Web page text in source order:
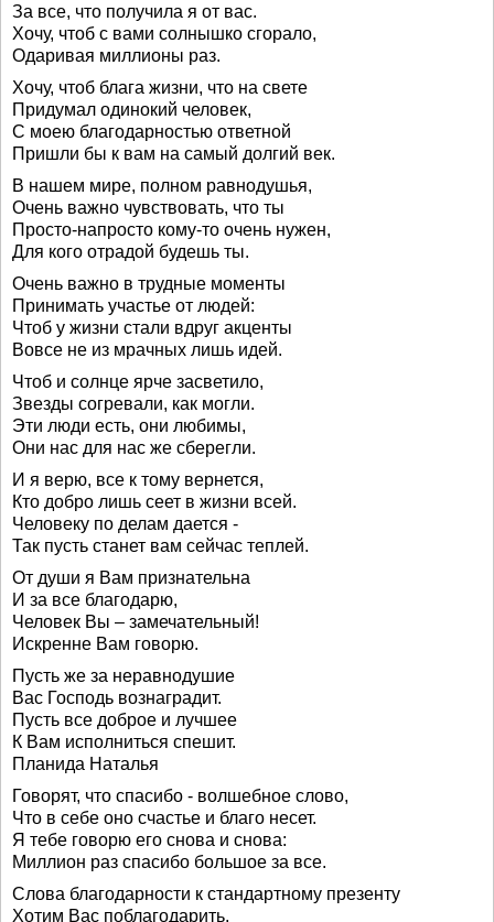
За все, что получила я от вас.
Хочу, чтоб с вами солнышко сгорало,
Одаривая миллионы раз.
Хочу, чтоб блага жизни, что на свете
Придумал одинокий человек,
С моею благодарностью ответной
Пришли бы к вам на самый долгий век.
В нашем мире, полном равнодушья,
Очень важно чувствовать, что ты
Просто-напросто кому-то очень нужен,
Для кого отрадой будешь ты.
Очень важно в трудные моменты
Принимать участье от людей:
Чтоб у жизни стали вдруг акценты
Вовсе не из мрачных лишь идей.
Чтоб и солнце ярче засветило,
Звезды согревали, как могли.
Эти люди есть, они любимы,
Они нас для нас же сберегли.
И я верю, все к тому вернется,
Кто добро лишь сеет в жизни всей.
Человеку по делам дается -
Так пусть станет вам сейчас теплей.
От души я Вам признательна
И за все благодарю,
Человек Вы – замечательный!
Искренне Вам говорю.
Пусть же за неравнодушие
Вас Господь вознаградит.
Пусть все доброе и лучшее
К Вам исполниться спешит.
Планида Наталья
Говорят, что спасибо - волшебное слово,
Что в себе оно счастье и благо несет.
Я тебе говорю его снова и снова:
Миллион раз спасибо большое за все.
Слова благодарности к стандартному презенту
Хотим Вас поблагодарить,